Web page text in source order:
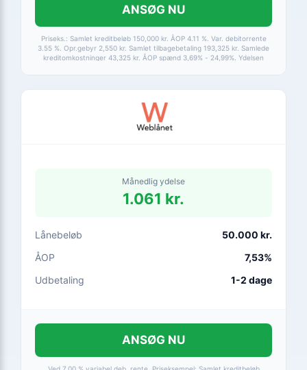
ANSØG NU
Priseks.: Samlet kreditbeløb 150,000 kr. ÅOP 4.11 %. Var. debitorrente
3.55 %. Opr.gebyr 2,550 kr. Samlet tilbagebetaling 193,325 kr. Samlede
kreditomkostninger 43,325 kr. ÅOP spænd 3,69% - 24,99%. Ydelsen
Månedlig ydelse
1.061 kr.
Lånebeløb
50.000 kr.
ÅOP
7,53%
Udbetaling
1-2 dage
ANSØG NU
Ved 7,00 % variabel deb. rente. Priseksempel: Samlet kreditbeløb